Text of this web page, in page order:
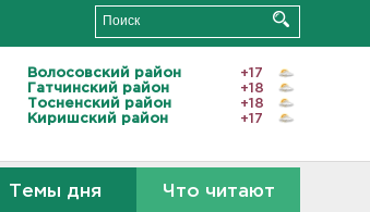
Волосовский район
+17
Гатчинский район
+18
Тосненский район
+18
Киришский район
+17
Темы дня Что читают